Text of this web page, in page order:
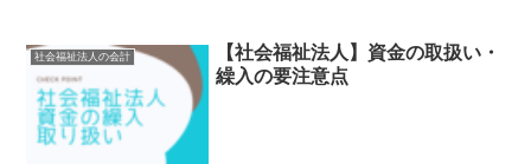
社会福祉法人の会計
【社会福祉法人】資金の取扱い・
繰入の要注意点